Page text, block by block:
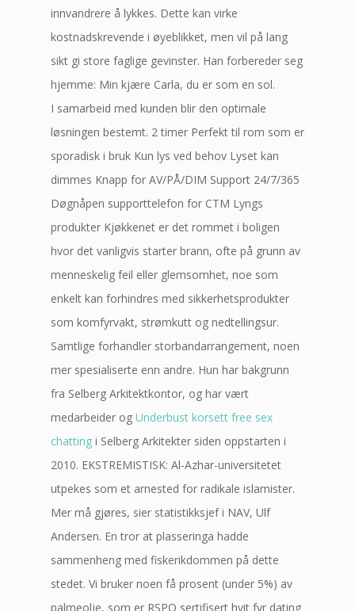
innvandrere å lykkes. Dette kan virke
kostnadskrevende i øyeblikket, men vil på lang
sikt gi store faglige gevinster. Han forbereder seg
hjemme: Min kjære Carla, du er som en sol.
I samarbeid med kunden blir den optimale
løsningen bestemt. 2 timer Perfekt til rom som er
sporadisk i bruk Kun lys ved behov Lyset kan
dimmes Knapp for AV/PÅ/DIM Support 24/7/365
Døgnåpen supporttelefon for CTM Lyngs
produkter Kjøkkenet er det rommet i boligen
hvor det vanligvis starter brann, ofte på grunn av
menneskelig feil eller glemsomhet, noe som
enkelt kan forhindres med sikkerhetsprodukter
som komfyrvakt, strømkutt og nedtellingsur.
Samtlige forhandler storbandarrangement, noen
mer spesialiserte enn andre. Hun har bakgrunn
fra Selberg Arkitektkontor, og har vært
medarbeider og Underbust korsett free sex
chatting i Selberg Arkitekter siden oppstarten i
2010. EKSTREMISTISK: Al-Azhar-universitetet
utpekes som et arnested for radikale islamister.
Mer må gjøres, sier statistikksjef i NAV, Ulf
Andersen. En tror at plasseringa hadde
sammenheng med fiskerikdommen på dette
stedet. Vi bruker noen få prosent (under 5%) av
palmeolje, som er RSPO sertifisert hvit fyr dating